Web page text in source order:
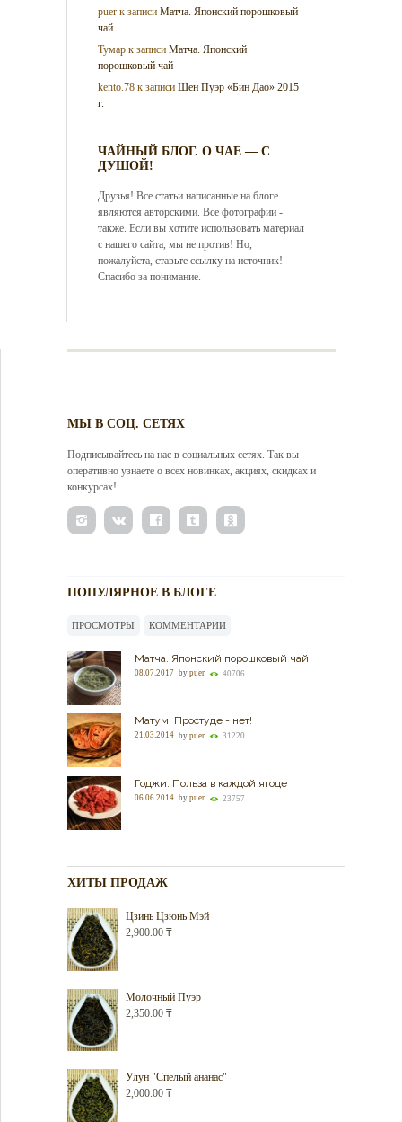
puer к записиМатча. Японский порошковый
чай
Тумар к записиМатча. Японский
порошковый чай
kento.78 к записиШен Пуэр «Бин Дао» 2015
г.
ЧАЙНЫЙ БЛОГ. О ЧАЕ — С
ДУШОЙ!
Друзья! Все статьи написанные на блоге
являются авторскими. Все фотографии -
также. Если вы хотите использовать материал
с нашего сайта, мы не против! Но,
пожалуйста, ставьте ссылку на источник!
Спасибо за понимание.
МЫ В СОЦ. СЕТЯХ
Подписывайтесь на нас в социальных сетях. Так вы
оперативно узнаете о всех новинках, акциях, скидках и
конкурсах!
ПОПУЛЯРНОЕ В БЛОГЕ
ПРОСМОТРЫ КОММЕНТАРИИ
Матча. Японский порошковый чай
08.07.2017 by puer 40706
Матум. Простуде - нет!
21.03.2014 by puer 31220
Годжи. Польза в каждой ягоде
06.06.2014 by puer 23757
ХИТЫ ПРОДАЖ
Цзинь Цзюнь Мэй
2,900.00 ₸
Молочный Пуэр
2,350.00 ₸
Улун "Спелый ананас"
2,000.00 ₸